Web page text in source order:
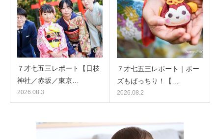
７才七五三レポート【日枝
神社／赤坂／東京…
2026.08.3
７才七五三レポート｜ポー
ズもばっちり！【…
2026.08.2